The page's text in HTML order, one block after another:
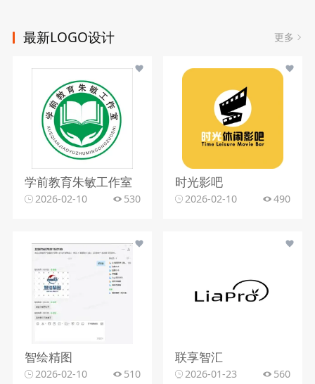
最新LOGO设计 更多
学前教育朱敏工作室
2026-02-10 530
时光影吧
2026-02-10 490
智绘精图
2026-02-10 510
联享智汇
2026-01-23 560